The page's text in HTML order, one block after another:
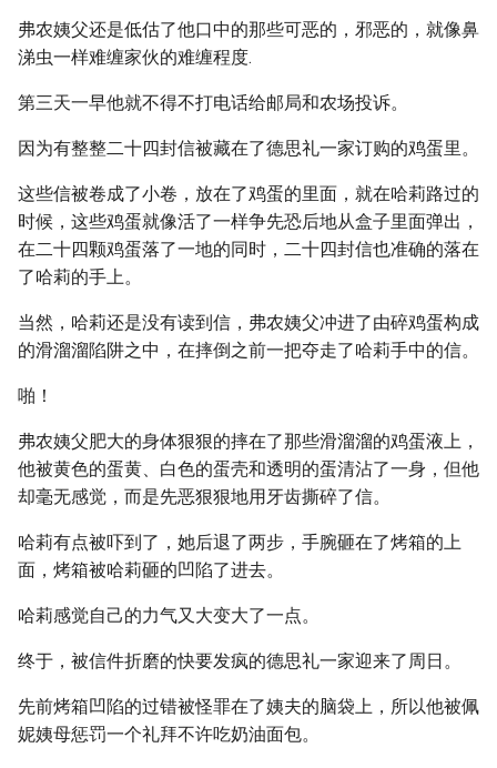
弗农姨父还是低估了他口中的那些可恶的，邪恶的，就像鼻
涕虫一样难缠家伙的难缠程度.
第三天一早他就不得不打电话给邮局和农场投诉。
因为有整整二十四封信被藏在了德思礼一家订购的鸡蛋里。
这些信被卷成了小卷，放在了鸡蛋的里面，就在哈莉路过的
时候，这些鸡蛋就像活了一样争先恐后地从盒子里面弹出，
在二十四颗鸡蛋落了一地的同时，二十四封信也准确的落在
了哈莉的手上。
当然，哈莉还是没有读到信，弗农姨父冲进了由碎鸡蛋构成
的滑溜溜陷阱之中，在摔倒之前一把夺走了哈莉手中的信。
啪！
弗农姨父肥大的身体狠狠的摔在了那些滑溜溜的鸡蛋液上，
他被黄色的蛋黄、白色的蛋壳和透明的蛋清沾了一身，但他
却毫无感觉，而是先恶狠狠地用牙齿撕碎了信。
哈莉有点被吓到了，她后退了两步，手腕砸在了烤箱的上
面，烤箱被哈莉砸的凹陷了进去。
哈莉感觉自己的力气又大变大了一点。
终于，被信件折磨的快要发疯的德思礼一家迎来了周日。
先前烤箱凹陷的过错被怪罪在了姨夫的脑袋上，所以他被佩
妮姨母惩罚一个礼拜不许吃奶油面包。